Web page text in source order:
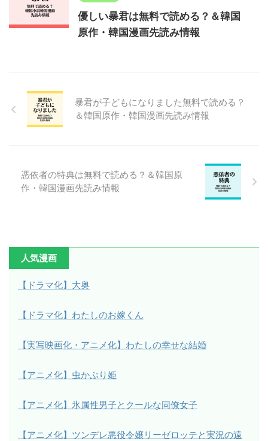
優しい暴君は無料で読める？＆韓国
原作・韓国漫画先読み情報
暴君が子どもになりました無料で読める？
＆韓国原作・韓国漫画先読み情報
憑依者の特典は無料で読める？＆韓国原
作・韓国漫画先読み情報
人気漫画
【ドラマ化】大奥
【ドラマ化】わたしのお嫁くん
【実写映画化・アニメ化】わたしの幸せな結婚
【アニメ化】虫かぶり姫
【アニメ化】氷属性男子とクールな同僚女子
【アニメ化】ツンデレ悪役令嬢リーゼロッテと実況の遠